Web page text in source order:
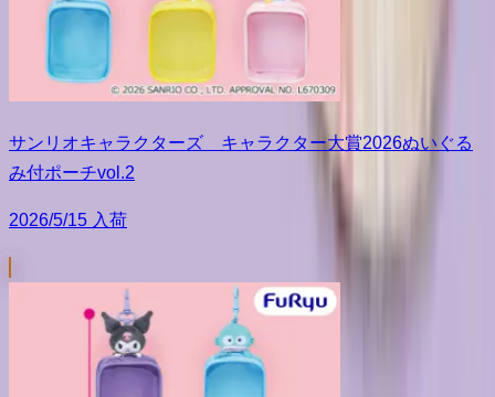
サンリオキャラクターズ キャラクター大賞2026ぬいぐる
み付ポーチvol.2
2026/5/15 入荷